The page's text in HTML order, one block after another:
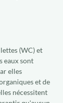
(WC) et
eaux sont
elles
et de
nécessitent